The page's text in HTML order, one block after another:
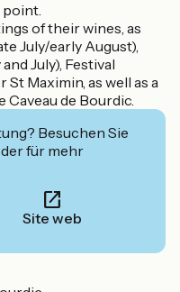
point.
of their wines, as
July/early August),
July), Festival
Maximin, as well as a
Caveau de Bourdic.
Besuchen Sie
für mehr
Site web